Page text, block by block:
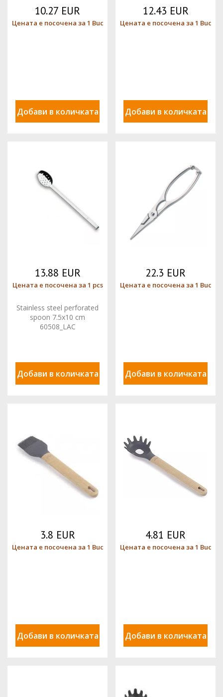
10.27 EUR
Цената е посочена за 1 Buc
Добави в количката
12.43 EUR
Цената е посочена за 1 Buc
Добави в количката
13.88 EUR
Цената е посочена за 1 pcs
Stainless steel perforated
spoon 7.5x10 cm
60508_LAC
Добави в количката
22.3 EUR
Цената е посочена за 1 Buc
Добави в количката
3.8 EUR
Цената е посочена за 1 Buc
Добави в количката
4.81 EUR
Цената е посочена за 1 Buc
Добави в количката